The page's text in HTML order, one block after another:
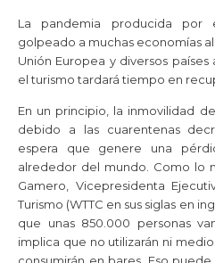
La pandemia producida por
golpeado a muchas economías
Unión Europea y diversos
el turismo tardará tiempo en
En un principio, la inmovilidad
debido a las cuarentenas
espera que genere una
alrededor del mundo. Como lo
Gamero, Vicepresidenta
Turismo (WTTC en sus siglas en
que unas 850.000 personas
implica que no utilizarán ni